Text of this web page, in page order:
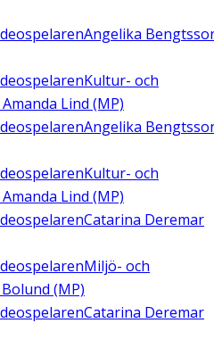
Angelika
Kultur- och
Lind (MP)
Angelika
Kultur- och
Lind (MP)
Catarina Deremar
Miljö- och
(MP)
Catarina Deremar